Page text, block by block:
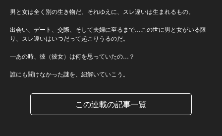
男と女は全く別の生き物だ。それゆえに、スレ違いは生まれるもの。
出会い、デート、交際、そして夫婦に至るまで…この世に男と女がいる限
り、スレ違いはいつだって起こりうるのだ。
—あの時、彼（彼女）は何を思っていたの…？
誰にも聞けなかった謎を、紐解いていこう。
この連載の記事一覧